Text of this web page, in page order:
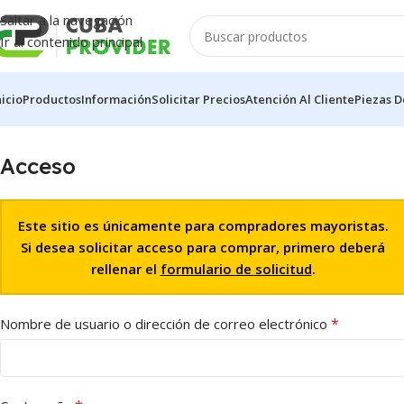
Saltar a la navegación
Ir al contenido principal
ProductosInformaciónSolicitar PreciosAtención Al ClientePiezas
Acceso
Este sitio es únicamente para compradores mayoristas.
Si desea solicitar acceso para comprar, primero deberá
rellenar el formulario de solicitud.
Nombre de usuario o dirección de correo electrónico *